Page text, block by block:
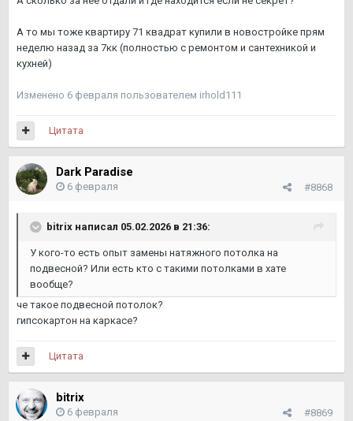
А то мы тоже квартиру 71 квадрат купили в новостройке прям
неделю назад за 7кк (полностью с ремонтом и сантехникой и
кухней)
Изменено 6 февраля пользователем irhold111
Цитата
Dark Paradise
#8868
6 февраля
bitrix написал 05.02.2026 в 21:36:
У кого-то есть опыт замены натяжного потолка на
подвесной? Или есть кто с такими потолками в хате
вообще?
че такое подвесной потолок?
гипсокартон на каркасе?
Цитата
bitrix
#8869
6 февраля